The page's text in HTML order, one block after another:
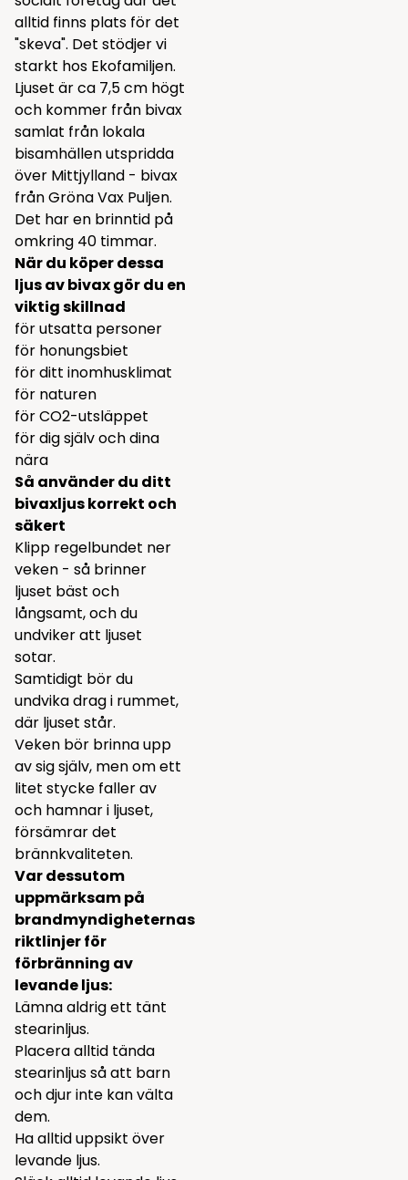
alltid finns plats för det
"skeva". Det stödjer vi
starkt hos Ekofamiljen.
Ljuset är ca 7,5 cm högt
och kommer från bivax
samlat från lokala
bisamhällen utspridda
över Mittjylland - bivax
från Gröna Vax Puljen.
Det har en brinntid på
omkring 40 timmar.
När du köper dessa
ljus av bivax gör du en
viktig skillnad
för utsatta personer
för honungsbiet
för ditt inomhusklimat
för naturen
för CO2-utsläppet
för dig själv och dina
nära
Så använder du ditt
bivaxljus korrekt och
säkert
Klipp regelbundet ner
veken - så brinner
ljuset bäst och
långsamt, och du
undviker att ljuset
sotar.
Samtidigt bör du
undvika drag i rummet,
där ljuset står.
Veken bör brinna upp
av sig själv, men om ett
litet stycke faller av
och hamnar i ljuset,
försämrar det
brännkvaliteten.
Var dessutom
uppmärksam på
brandmyndigheternas
riktlinjer för
förbränning av
levande ljus:
Lämna aldrig ett tänt
stearinljus.
Placera alltid tända
stearinljus så att barn
och djur inte kan välta
dem.
Ha alltid uppsikt över
levande ljus.